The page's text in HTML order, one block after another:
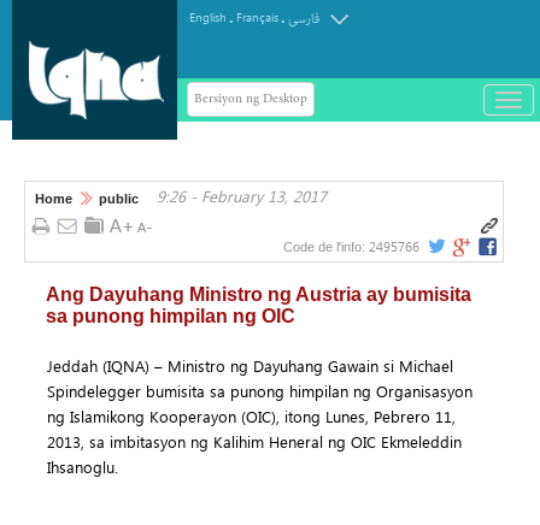
English . Français.فارسی
Bersiyon ng Desktop
باز
و
Home public 9:26 - February 13, 2017
Code de l'info: 2495766
Ang Dayuhang Ministro ng Austria ay bumisita
sa punong himpilan ng OIC
Jeddah (IQNA) – Ministro ng Dayuhang Gawain si Michael
Spindelegger bumisita sa punong himpilan ng Organisasyon
ng Islamikong Kooperayon (OIC), itong Lunes, Pebrero 11,
2013, sa imbitasyon ng Kalihim Heneral ng OIC Ekmeleddin
Ihsanoglu.